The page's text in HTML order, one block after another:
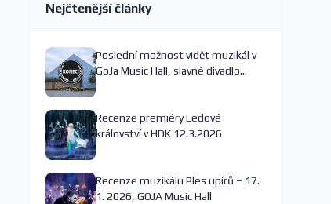
Nejčtenější články
Poslední možnost vidět muzikál v
GoJa Music Hall, slavné divadlo
Recenze premiéry Ledové
království v HDK 12.3.2026
Recenze muzikálu Ples upírů – 17.
1. 2026, GOJA Music Hall